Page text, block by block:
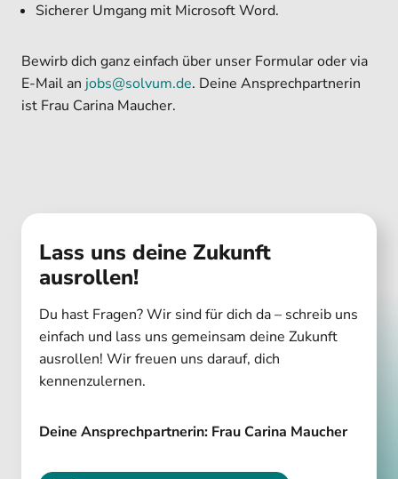
Sicherer Umgang mit Microsoft Word.
Bewirb dich ganz einfach über unser Formular oder via
E-Mail an jobs@solvum.de. Deine Ansprechpartnerin
ist Frau Carina Maucher.
Lass uns deine Zukunft
ausrollen!
Du hast Fragen? Wir sind für dich da – schreib uns
einfach und lass uns gemeinsam deine Zukunft
ausrollen! Wir freuen uns darauf, dich
kennenzulernen.
Deine Ansprechpartnerin: Frau Carina Maucher